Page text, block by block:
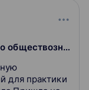
Отличный курс и преподаватель по обществознанию
для практики